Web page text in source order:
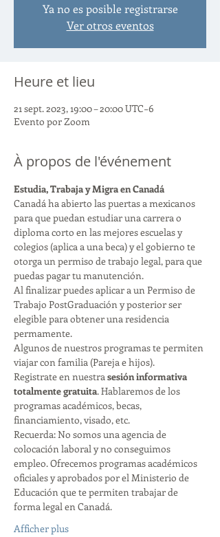
Ya no es posible registrarse
Ver otros eventos
Heure et lieu
21 sept. 2023, 19:00 – 20:00 UTC−6
Evento por Zoom
À propos de l'événement
Estudia, Trabaja y Migra en Canadá
Canadá ha abierto las puertas a mexicanos
para que puedan estudiar una carrera o
diploma corto en las mejores escuelas y
colegios (aplica a una beca) y el gobierno te
otorga un permiso de trabajo legal, para que
puedas pagar tu manutención.
Al finalizar puedes aplicar a un Permiso de
Trabajo PostGraduación y posterior ser
elegible para obtener una residencia
permamente.
Algunos de nuestros programas te permiten
viajar con familia (Pareja e hijos).
Registrate en nuestra sesión informativa
totalmente gratuita. Hablaremos de los
programas académicos, becas,
financiamiento, visado, etc.
Recuerda: No somos una agencia de
colocación laboral y no conseguimos
empleo. Ofrecemos programas académicos
oficiales y aprobados por el Ministerio de
Educación que te permiten trabajar de
forma legal en Canadá.
Afficher plus